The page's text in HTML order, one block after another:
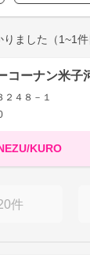
りました （1~1件
コーナン米子
２４８－１
KURO
件